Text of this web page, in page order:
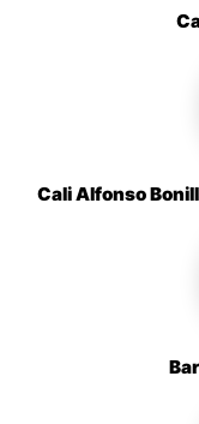
Cali Alfonso